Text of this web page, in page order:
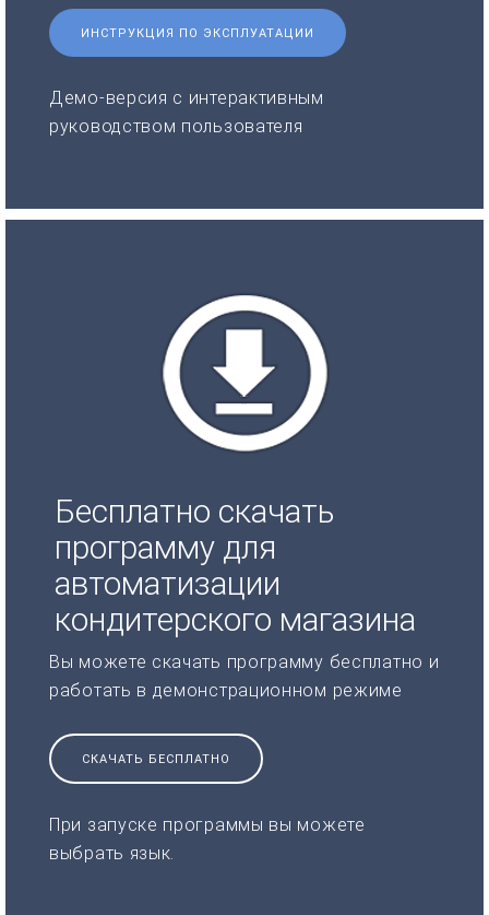
ИНСТРУКЦИЯ ПО ЭКСПЛУАТАЦИИ
Демо-версия с интерактивным
руководством пользователя
Бесплатно скачать
программу для
автоматизации
кондитерского магазина
Вы можете скачать программу бесплатно и
работать в демонстрационном режиме
СКАЧАТЬ БЕСПЛАТНО
При запуске программы вы можете
выбрать язык.